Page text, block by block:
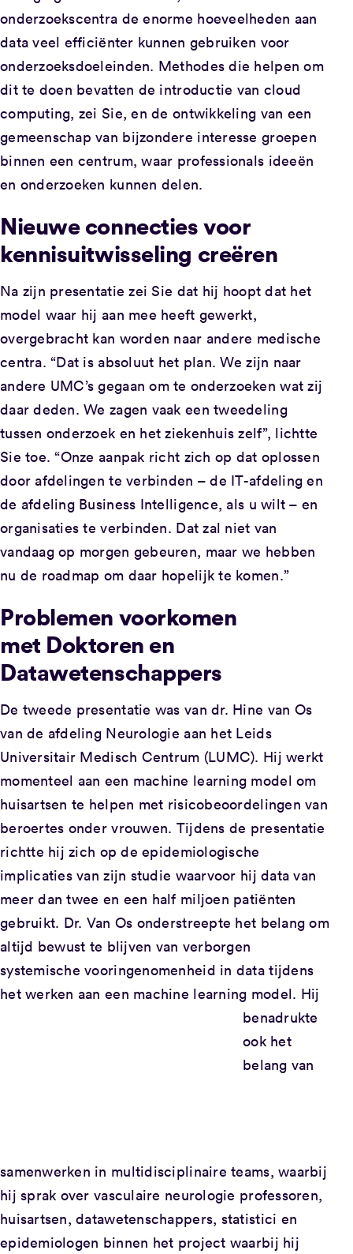
onderzoekscentra de enorme hoeveelheden aan
data veel efficiënter kunnen gebruiken voor
onderzoeksdoeleinden. Methodes die helpen om
dit te doen bevatten de introductie van cloud
computing, zei Sie, en de ontwikkeling van een
gemeenschap van bijzondere interesse groepen
binnen een centrum, waar professionals ideeën
en onderzoeken kunnen delen.
Nieuwe connecties voor
kennisuitwisseling creëren
Na zijn presentatie zei Sie dat hij hoopt dat het
model waar hij aan mee heeft gewerkt,
overgebracht kan worden naar andere medische
centra. “Dat is absoluut het plan. We zijn naar
andere UMC’s gegaan om te onderzoeken wat zij
daar deden. We zagen vaak een tweedeling
tussen onderzoek en het ziekenhuis zelf”, lichtte
Sie toe. “Onze aanpak richt zich op dat oplossen
door afdelingen te verbinden – de IT-afdeling en
de afdeling Business Intelligence, als u wilt – en
organisaties te verbinden. Dat zal niet van
vandaag op morgen gebeuren, maar we hebben
nu de roadmap om daar hopelijk te komen.”
Problemen voorkomen
met Doktoren en
Datawetenschappers
De tweede presentatie was van dr. Hine van Os
van de afdeling Neurologie aan het Leids
Universitair Medisch Centrum (LUMC). Hij werkt
momenteel aan een machine learning model om
huisartsen te helpen met risicobeoordelingen van
beroertes onder vrouwen. Tijdens de presentatie
richtte hij zich op de epidemiologische
implicaties van zijn studie waarvoor hij data van
meer dan twee en een half miljoen patiënten
gebruikt. Dr. Van Os onderstreepte het belang om
altijd bewust te blijven van verborgen
systemische vooringenomenheid in data tijdens
het werken aan een machine learning model. Hij
benadrukte
ook het
belang van
samenwerken in multidisciplinaire teams, waarbij
hij sprak over vasculaire neurologie professoren,
huisartsen, datawetenschappers, statistici en
epidemiologen binnen het project waarbij hij